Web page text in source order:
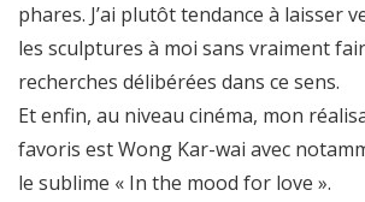
phares. J’ai plutôt tendance à laisser
les sculptures à moi sans vraiment
recherches délibérées dans ce sens.
Et enfin, au niveau cinéma, mon
favoris est Wong Kar-wai avec
le sublime « In the mood for love ».